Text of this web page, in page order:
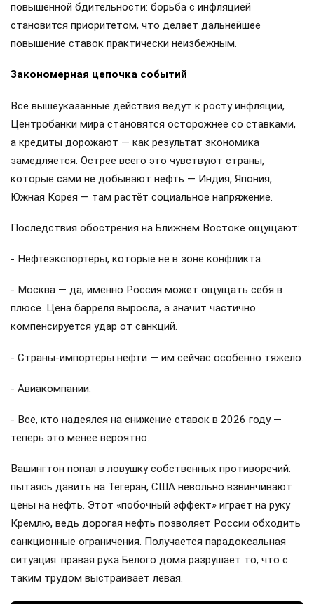
повышенной бдительности: борьба с инфляцией
становится приоритетом, что делает дальнейшее
повышение ставок практически неизбежным.
Закономерная цепочка событий
Все вышеуказанные действия ведут к росту инфляции,
Центробанки мира становятся осторожнее со ставками,
а кредиты дорожают — как результат экономика
замедляется. Острее всего это чувствуют страны,
которые сами не добывают нефть — Индия, Япония,
Южная Корея — там растёт социальное напряжение.
Последствия обострения на Ближнем Востоке ощущают:
- Нефтеэкспортёры, которые не в зоне конфликта.
- Москва — да, именно Россия может ощущать себя в
плюсе. Цена барреля выросла, а значит частично
компенсируется удар от санкций.
- Страны-импортёры нефти — им сейчас особенно тяжело.
- Авиакомпании.
- Все, кто надеялся на снижение ставок в 2026 году —
теперь это менее вероятно.
Вашингтон попал в ловушку собственных противоречий:
пытаясь давить на Тегеран, США невольно взвинчивают
цены на нефть. Этот «побочный эффект» играет на руку
Кремлю, ведь дорогая нефть позволяет России обходить
санкционные ограничения. Получается парадоксальная
ситуация: правая рука Белого дома разрушает то, что с
таким трудом выстраивает левая.